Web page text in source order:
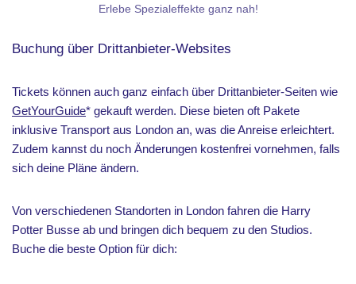
Erlebe Spezialeffekte ganz nah!
Buchung über Drittanbieter-Websites
Tickets können auch ganz einfach über Drittanbieter-Seiten wie
GetYourGuide* gekauft werden. Diese bieten oft Pakete
inklusive Transport aus London an, was die Anreise erleichtert.
Zudem kannst du noch Änderungen kostenfrei vornehmen, falls
sich deine Pläne ändern.
Von verschiedenen Standorten in London fahren die Harry
Potter Busse ab und bringen dich bequem zu den Studios.
Buche die beste Option für dich: